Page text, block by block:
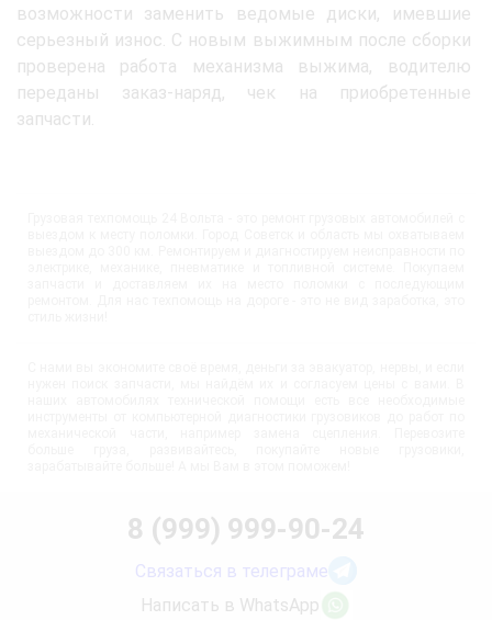
возможности заменить ведомые диски, имевшие
серьезный износ. С новым выжимным после сборки
проверена работа механизма выжима, водителю
переданы заказ-наряд, чек на приобретенные
запчасти.
8 (999) 999-90-24
Связаться в телеграме
Написать в WhatsApp